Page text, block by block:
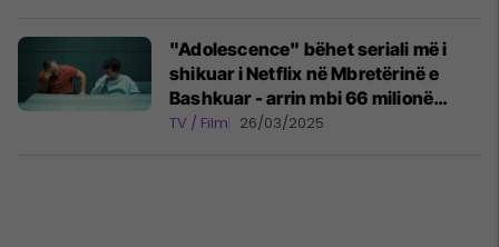
"Adolescence" bëhet seriali më i
shikuar i Netflix në Mbretërinë e
Bashkuar - arrin mbi 66 milionë
shikime në vetëm 11 ditë
TV / Film 26/03/2025